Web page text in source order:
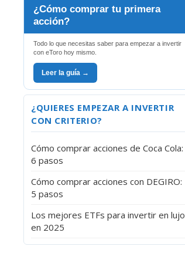
¿Cómo comprar tu primera
acción?
Todo lo que necesitas saber para empezar a invertir
con eToro hoy mismo.
Leer la guía →
¿QUIERES EMPEZAR A INVERTIR
CON CRITERIO?
Cómo comprar acciones de Coca Cola:
6 pasos
Cómo comprar acciones con DEGIRO:
5 pasos
Los mejores ETFs para invertir en lujo
en 2025